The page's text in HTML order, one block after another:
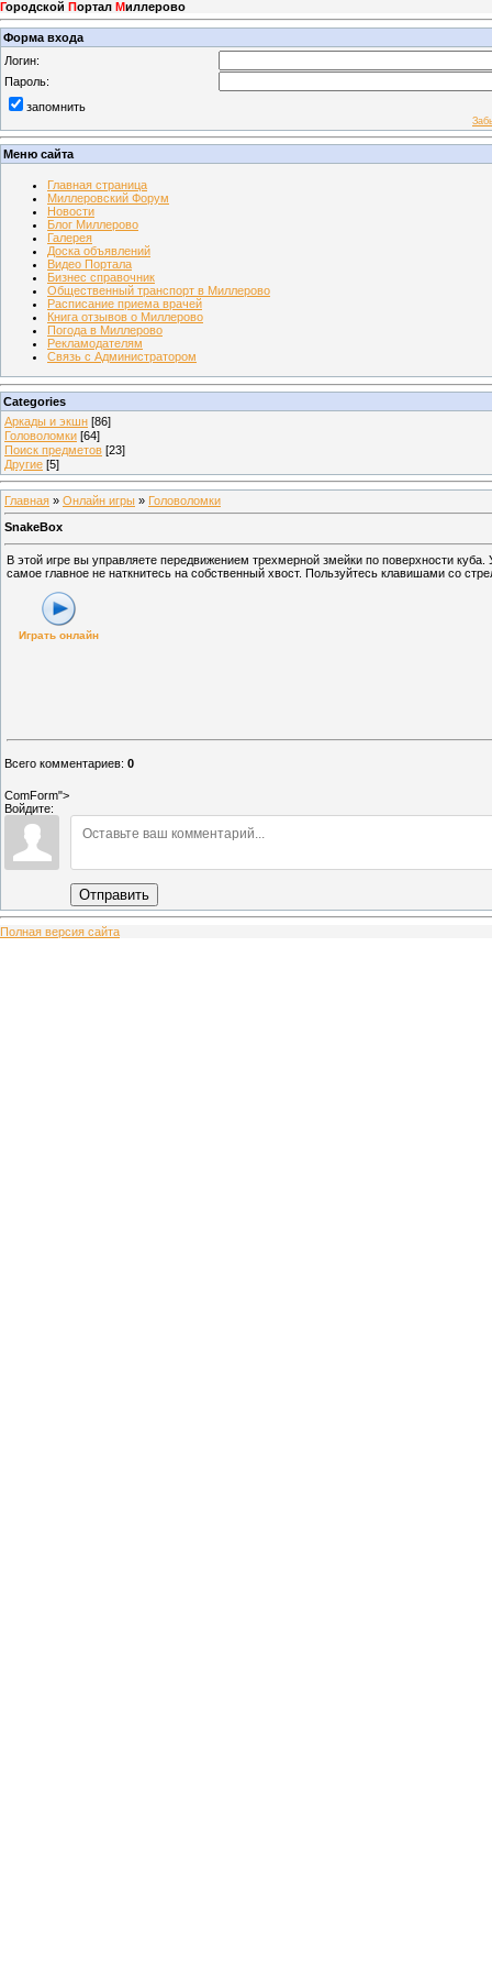
Городской Портал Миллерово
Форма входа
Логин:
Пароль:
запомнить
Меню сайта
Главная страница
Миллеровский Форум
Новости
Блог Миллерово
Галерея
Доска объявлений
Видео Портала
Бизнес справочник
Общественный транспорт в Миллерово
Расписание приема врачей
Книга отзывов о Миллерово
Погода в Миллерово
Рекламодателям
Связь с Администратором
Categories
Аркады и экшн [86]
Головоломки [64]
Поиск предметов [23]
Другие [5]
Главная » Онлайн игры » Головоломки
SnakeBox
В этой игре вы управляете передвижением трехмерной змейки по поверхности
самое главное не наткнитесь на собственный хвост. Пользуйтесь клавишами со
Играть онлайн
Всего комментариев: 0
ComForm">
Войдите:
Отправить
Полная версия сайта